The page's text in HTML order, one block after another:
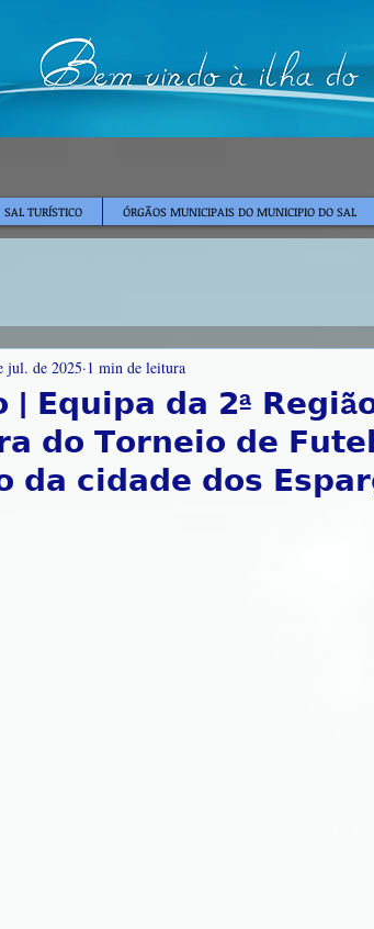
SAL TURÍSTICO ÓRGÃOS MUNICIPAIS DO MUNICIPIO DO SAL
| 𝗘𝗾𝘂𝗶𝗽𝗮 𝗱𝗮 𝟮ª 𝗥𝗲𝗴𝗶ã𝗼
𝗱𝗼 𝗧𝗼𝗿𝗻𝗲𝗶𝗼 𝗱𝗲
𝗱𝗮 𝗰𝗶𝗱𝗮𝗱𝗲 𝗱𝗼𝘀
jul. de 2025 1 min de leitura